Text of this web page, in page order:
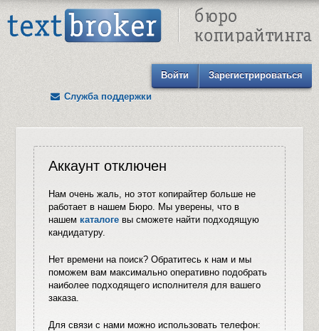
Войти
Зарегистрироваться
Служба поддержки
Аккаунт отключен
Нам очень жаль, но этот копирайтер больше не
работает в нашем Бюро. Мы уверены, что в
нашем каталоге вы сможете найти подходящую
кандидатуру.
Нет времени на поиск? Обратитесь к нам и мы
поможем вам максимально оперативно подобрать
наиболее подходящего исполнителя для вашего
заказа.
Для связи с нами можно использовать телефон: